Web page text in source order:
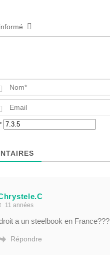
*
11 années
a un steelbook en France???
Répondre